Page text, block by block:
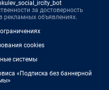
за достоверность
рекламных объявлениях.
cookies
системы
«Подписка без баннерной